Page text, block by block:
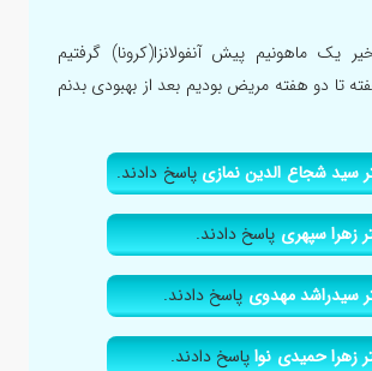
یک ماهونیم پیش آنفولانزا(کرونا) گرفتیم
تا دو هفته مریض بودیم بعد از بهبودی بدنم
سید شجاع الدین نمازیپاسخ دادند.
زهرا سپهریپاسخ دادند.
سیدراشد مهدویپاسخ دادند.
زهرا حمیدی نواپاسخ دادند.